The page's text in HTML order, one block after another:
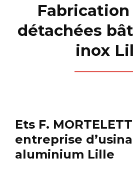
détachées
inox
Ets F.
entreprise
aluminium Lille